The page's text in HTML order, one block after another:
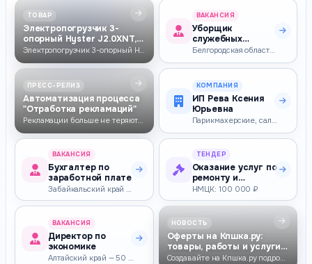
ТОВАР
Электропогрузчик 3-
опорный Hyster J2.0XNT,
2000кг, 4930…
Электропогрузчик 3-опорный Hyster J2.0XNT, 2000кг, 4930мм, свободный х…
ВАКАНСИЯ
Уборщик
служебных
помещений
Белгородская область — 27 093–27 093 ₽
ПРЕСС-РЕЛИЗ
Автоматизация процесса
"Отработка рекламаций"
Рекламации больше не теряются — они работают на вас.
КОМПАНИЯ
ИП Рева Ксения
Юрьевна
Парикмахерские, салоны красоты
ВАКАНСИЯ
Бухгалтер по
заработной плате
Забайкальский край — 35 000–50 000 ₽
ТЕНДЕР
Оказание услуг по
ремонту и
техническому
обслуживанию о…
НМЦК: 100 000 ₽
ВАКАНСИЯ
Директор по
экономике
Алтайский край — 50 000–50 000 ₽
НОВОСТЬ
Оферты на Кпшка.ру:
товары, работы и услуги
для бизнеса
Создавайте на Кпшка.ру подробные оферты на товары, работы и услуги. Ук…